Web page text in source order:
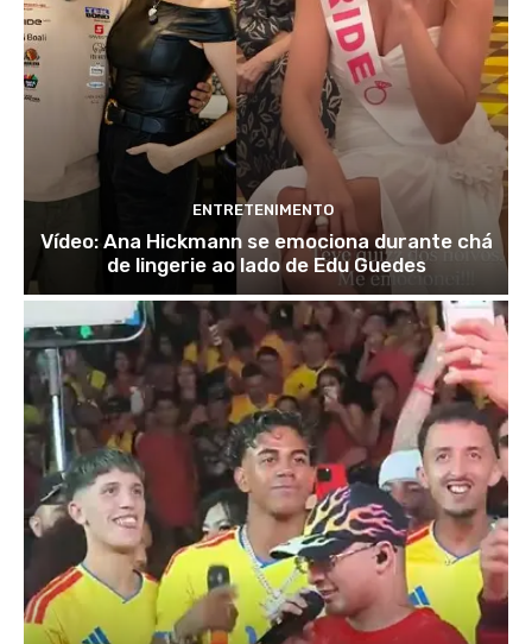
ENTRETENIMENTO
Vídeo: Ana Hickmann se emociona durante chá
de lingerie ao lado de Edu Guedes